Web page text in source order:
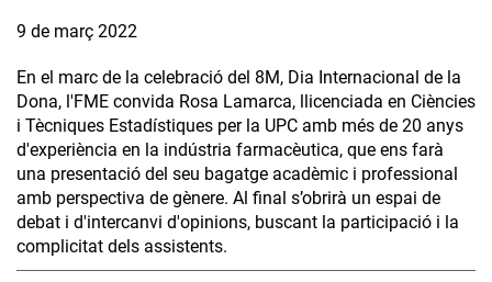
9 de març 2022
En el marc de la celebració del 8M, Dia Internacional de la
Dona, l'FME convida Rosa Lamarca, llicenciada en Ciències
i Tècniques Estadístiques per la UPC amb més de 20 anys
d'experiència en la indústria farmacèutica, que ens farà
una presentació del seu bagatge acadèmic i professional
amb perspectiva de gènere. Al final s’obrirà un espai de
debat i d'intercanvi d'opinions, buscant la participació i la
complicitat dels assistents.